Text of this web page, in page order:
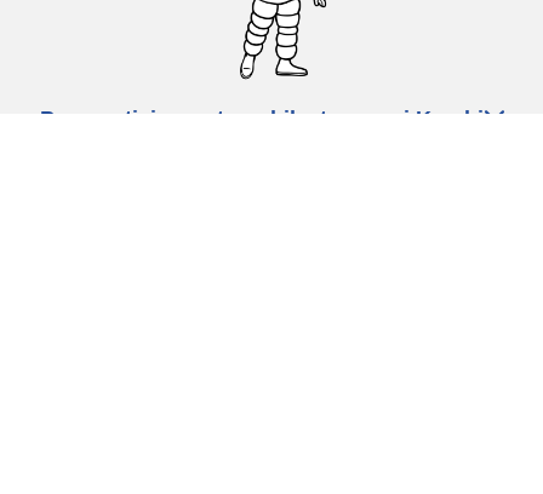
Pneumatici za automobile, terence i Kombi